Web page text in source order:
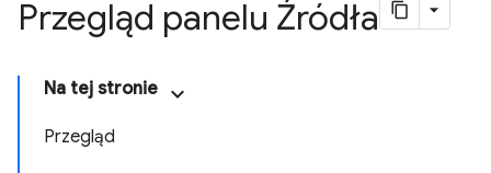
Przegląd panelu Źródła
Na tej stronie
Przegląd